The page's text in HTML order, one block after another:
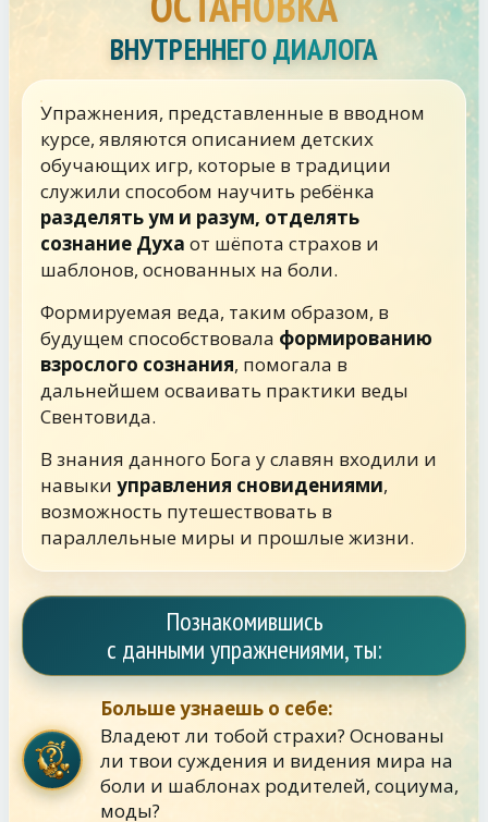
ВНУТРЕННЕГО ДИАЛОГА
Упражнения, представленные в вводном
курсе, являются описанием детских
обучающих игр, которые в традиции
служили способом научить ребёнка
разделять ум и разум, отделять
сознание Духа от шёпота страхов и
шаблонов, основанных на боли.
Формируемая веда, таким образом, в
будущем способствовала формированию
взрослого сознания, помогала в
дальнейшем осваивать практики веды
Свентовида.
В знания данного Бога у славян входили и
навыки управления сновидениями,
возможность путешествовать в
параллельные миры и прошлые жизни.
Познакомившись
с данными упражнениями, ты:
Больше узнаешь о себе:
Владеют ли тобой страхи? Основаны
ли твои суждения и видения мира на
боли и шаблонах родителей, социума,
моды?